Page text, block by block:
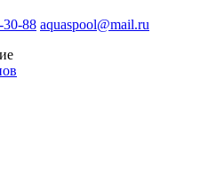
30-88 aquaspool@mail.ru